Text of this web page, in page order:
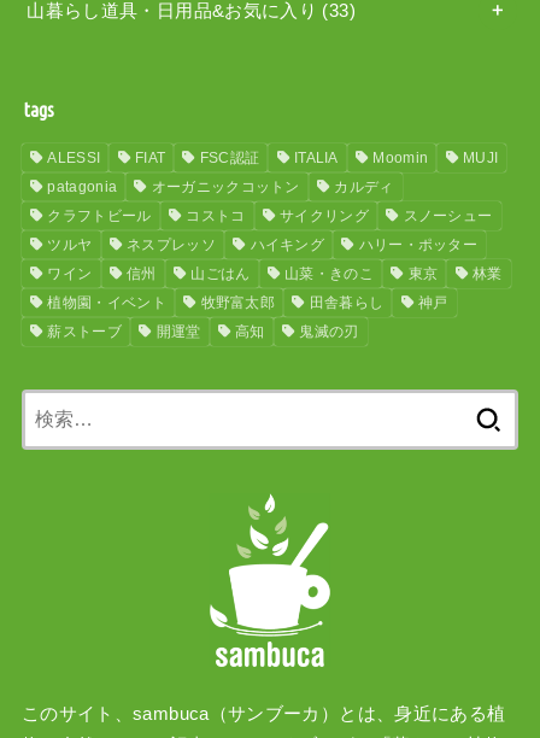
山暮らし道具・日用品&お気に入り (33)
tags
ALESSI FIAT FSC認証 ITALIA Moomin
MUJI
patagonia
オーガニックコットン
カルディ
クラフトビール
コストコ サイクリング
スノーシュー
ツルヤ
ネスプレッソ ハイキング
ハリー・ポッター
ワイン
信州 山ごはん 山菜・きのこ 東京
林業
植物園・イベント
牧野富太郎 田舎暮らし
神戸
薪ストーブ
開運堂 高知 鬼滅の刃
このサイト、sambuca（サンブーカ）とは、身近にある植